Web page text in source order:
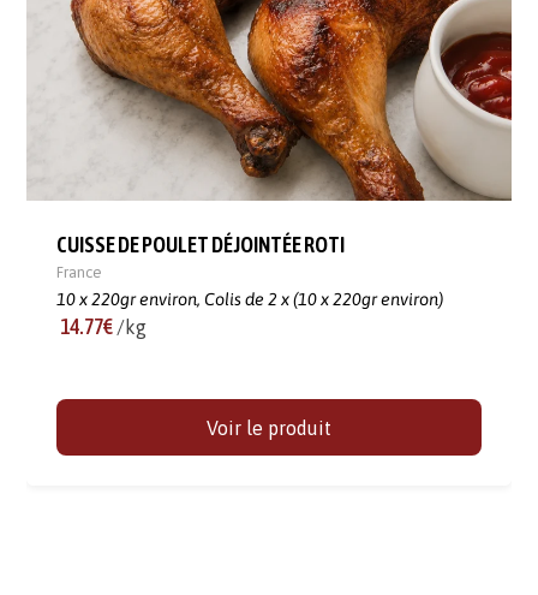
CUISSE DE POULET DÉJOINTÉE ROTI
France
10 x 220gr environ, Colis de 2 x (10 x 220gr environ)
14.77€ /kg
Voir le produit